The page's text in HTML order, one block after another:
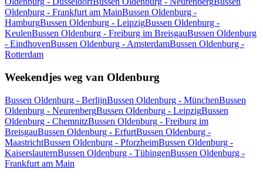
Oldenburg - Frankfurt am MainBussen Oldenburg -
HamburgBussen Oldenburg - LeipzigBussen Oldenburg -
KeulenBussen Oldenburg - Freiburg im BreisgauBussen Oldenburg
- EindhovenBussen Oldenburg - AmsterdamBussen Oldenburg -
Rotterdam
Weekendjes weg van Oldenburg
Bussen Oldenburg - BerlijnBussen Oldenburg - MünchenBussen
Oldenburg - NeurenbergBussen Oldenburg - LeipzigBussen
Oldenburg - ChemnitzBussen Oldenburg - Freiburg im
BreisgauBussen Oldenburg - ErfurtBussen Oldenburg -
MaastrichtBussen Oldenburg - PforzheimBussen Oldenburg -
KaiserslauternBussen Oldenburg - TübingenBussen Oldenburg -
Frankfurt am Main